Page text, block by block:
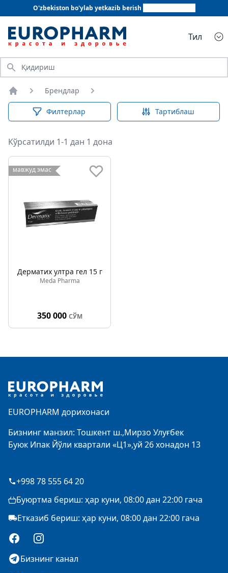
O'zbekiston bo'ylab yetkazib berish
Тил
Қидириш
Бош саҳифа
Брендлар
Филтерлар Тартиблаш
Кўрсатилди 1-1 дан 1 дона
мавжуд эмас
Дерматих ултра гел 15 г
Meda Pharma
350 000 СЎМ
EUROPHARM дорихонаси
Бизнинг манзил: Тошкент ш.,Мирзо Улуғбек
Буюк Ипак Йўли квартали «Ц1»,уй 26 хонадон 13
+998 78 555 64 20
Буюртма бериш: ҳар куни, 08:00 дан 22:00 гача
Етказиб бериш: ҳар куни, 08:00 дан 22:00 гача
FacebookInstagram
Бизнинг канал